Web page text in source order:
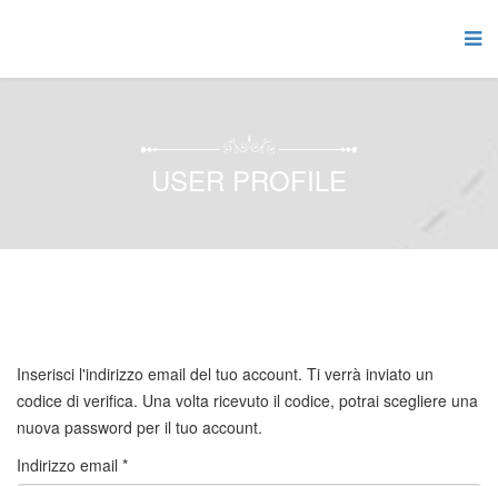
USER PROFILE
Inserisci l'indirizzo email del tuo account. Ti verrà inviato un
codice di verifica. Una volta ricevuto il codice, potrai scegliere una
nuova password per il tuo account.
Indirizzo email *